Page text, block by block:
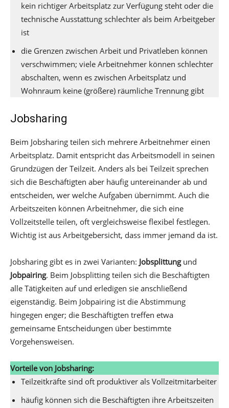
kein richtiger Arbeitsplatz zur Verfügung steht oder die
technische Ausstattung schlechter als beim Arbeitgeber
ist
die Grenzen zwischen Arbeit und Privatleben können
verschwimmen; viele Arbeitnehmer können schlechter
abschalten, wenn es zwischen Arbeitsplatz und
Wohnraum keine (größere) räumliche Trennung gibt
Jobsharing
Beim Jobsharing teilen sich mehrere Arbeitnehmer einen
Arbeitsplatz. Damit entspricht das Arbeitsmodell in seinen
Grundzügen der Teilzeit. Anders als bei Teilzeit sprechen
sich die Beschäftigten aber häufig untereinander ab und
entscheiden, wer welche Aufgaben übernimmt. Auch die
Arbeitszeiten können Arbeitnehmer, die sich eine
Vollzeitstelle teilen, oft vergleichsweise flexibel festlegen.
Wichtig ist aus Arbeitgebersicht, dass immer jemand da ist.
Jobsharing gibt es in zwei Varianten: Jobsplittungund
Jobpairing. Beim Jobsplitting teilen sich die Beschäftigten
alle Tätigkeiten auf und erledigen sie anschließend
eigenständig. Beim Jobpairing ist die Abstimmung
hingegen enger; die Beschäftigten treffen etwa
gemeinsame Entscheidungen über bestimmte
Vorgehensweisen.
Vorteile von Jobsharing:
Teilzeitkräfte sind oft produktiver als Vollzeitmitarbeiter
häufig können sich die Beschäftigten ihre Arbeitszeiten